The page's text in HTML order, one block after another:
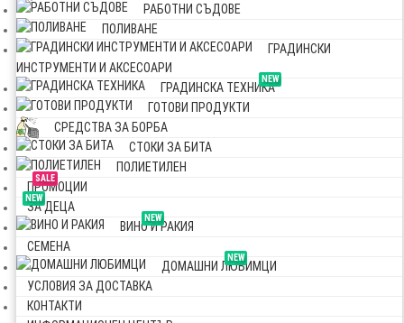
РАБОТНИ СЪДОВЕ
ПОЛИВАНЕ
ГРАДИНСКИ
ИНСТРУМЕНТИ И АКСЕСОАРИ
NEW
ГРАДИНСКА ТЕХНИКА
ГОТОВИ ПРОДУКТИ
СРЕДСТВА ЗА БОРБА
СТОКИ ЗА БИТА
ПОЛИЕТИЛЕН
SALE
ПРОМОЦИИ
NEW
ЗА ДЕЦА
NEW
ВИНО И РАКИЯ
СЕМЕНА
NEW
ДОМАШНИ ЛЮБИМЦИ
УСЛОВИЯ ЗА ДОСТАВКА
КОНТАКТИ